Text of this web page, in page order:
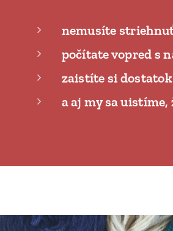
nemusíte
počítate vopred s
zaistíte si
a aj my sa uistíme,